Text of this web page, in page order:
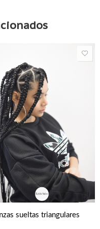
sueltas triangulares